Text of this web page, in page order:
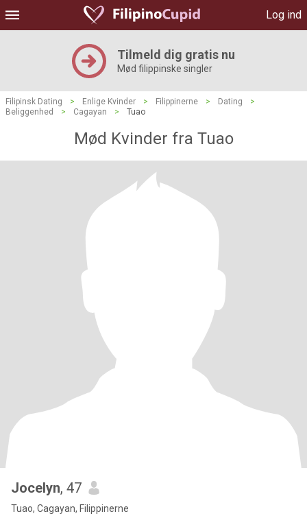
Log ind
Tilmeld dig gratis nu
Mød filippinske singler
Filipinsk Dating > Enlige Kvinder > Filippinerne > Dating
>
Beliggenhed
> Cagayan > Tuao
Mød Kvinder fra Tuao
Jocelyn, 47
Tuao, Cagayan, Filippinerne